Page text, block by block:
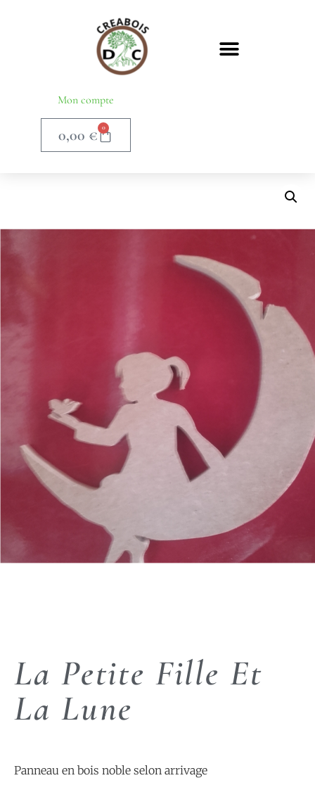
Mon compte
0,00 € 0
La Petite Fille Et
La Lune
Panneau en bois noble selon arrivage